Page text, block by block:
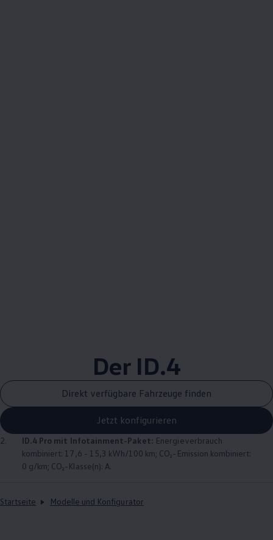
Der ID.4
Direkt verfügbare Fahrzeuge finden
Jetzt konfigurieren
2. ID.4 Pro mit Infotainment-Paket: Energieverbrauch
kombiniert: 17,6 - 15,3 kWh/100 km; CO₂-Emission kombiniert:
0 g/km; CO₂-Klasse(n): A.
Startseite Modelle und Konfigurator